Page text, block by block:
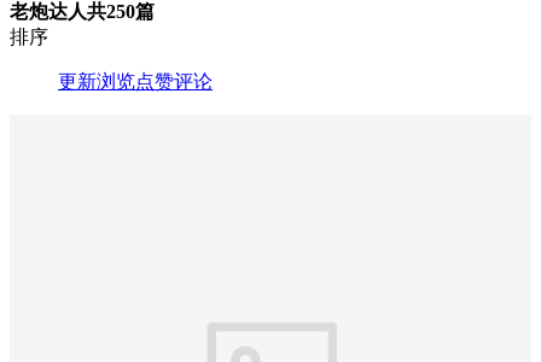
老炮达人共250篇
排序
更新浏览点赞评论